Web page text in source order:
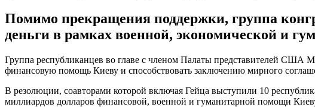
Помимо прекращения поддержки, группа
деньги в рамках военной, экономической и
Группа республиканцев во главе с членом Палаты представителей США
финансовую помощь Киеву и способствовать заключению мирного
В резолюции, соавторами которой включая Гейца выступили 10
миллиардов долларов финансовой, военной и гуманитарной помощи